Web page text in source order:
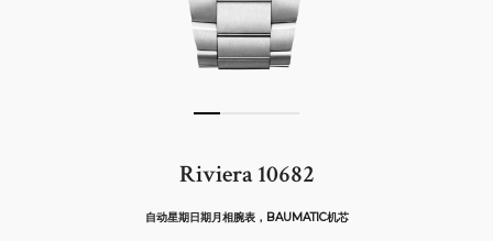
Riviera 10682
自动星期日期月相腕表，BAUMATIC机芯